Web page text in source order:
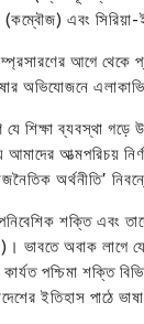
এবং সিরিয়া-
আগে থেকে
অভিযোজনে
যে শিক্ষা ব্যবস্থা
আমাদের আত্মপরিচয়
অর্থনীতি’
শক্তি এবং
ভাবতে অবাক লাগে
পশ্চিমা শক্তি
ইতিহাস পাঠে